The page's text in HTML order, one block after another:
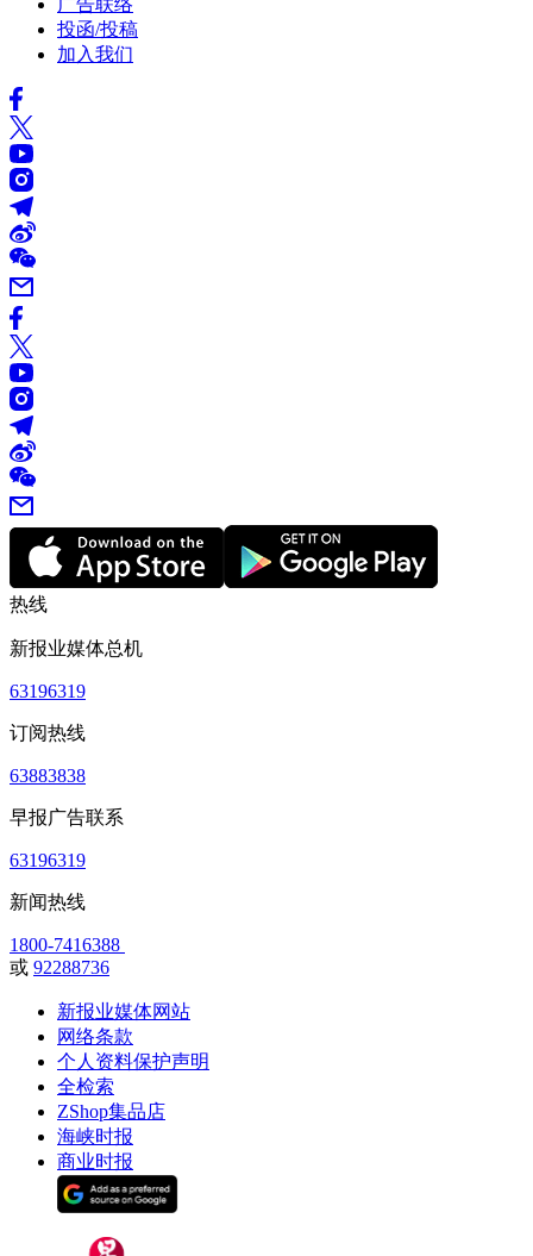
广告联络
投函/投稿
加入我们
热线
新报业媒体总机
63196319
订阅热线
63883838
早报广告联系
63196319
新闻热线
1800-7416388
或 92288736
新报业媒体网站
网络条款
个人资料保护声明
全检索
ZShop集品店
海峡时报
商业时报